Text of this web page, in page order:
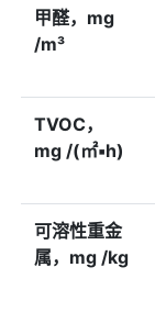
甲醛，mg
/m³
TVOC，
mg /(㎡▪h)
可溶性重⾦
属，mg /kg